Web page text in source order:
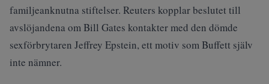
familjeanknutna stiftelser. Reuters kopplar beslutet till
avslöjandena om Bill Gates kontakter med den dömde
sexförbrytaren Jeffrey Epstein, ett motiv som Buffett själv
inte nämner.